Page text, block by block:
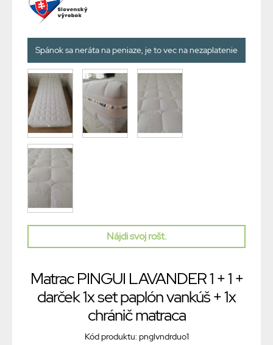
Spánok sa neráta na peniaze, je to vec na nezaplatenie
Nájdi svoj rošt.
Matrac PINGUI LAVANDER 1 + 1 +
darček 1x set paplón vankúš + 1x
chránič matraca
Kód produktu: pnglvndrduo1